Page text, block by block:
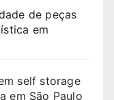
de peças
em
self storage
em São Paulo